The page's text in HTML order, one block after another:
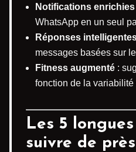
Notifications enrichies
WhatsApp en un seul
Réponses
messages basées sur
Fitness augmenté :
fonction de la
Les 5
suivre de près